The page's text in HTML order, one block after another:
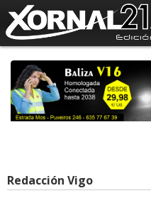
Redacción Vigo